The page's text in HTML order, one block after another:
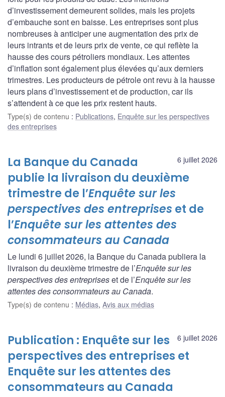
d’investissement demeurent solides, mais les projets
d’embauche sont en baisse. Les entreprises sont plus
nombreuses à anticiper une augmentation des prix de
leurs intrants et de leurs prix de vente, ce qui reflète la
hausse des cours pétroliers mondiaux. Les attentes
d’inflation sont également plus élevées qu’aux derniers
trimestres. Les producteurs de pétrole ont revu à la hausse
leurs plans d’investissement et de production, car ils
s’attendent à ce que les prix restent hauts.
Type(s) de contenu : Publications, Enquête sur les perspectives
des entreprises
6 juillet 2026
La Banque du Canada
publie la livraison du deuxième
trimestre de l’Enquête sur les
perspectives des entreprises et de
l’Enquête sur les attentes des
consommateurs au Canada
Le lundi 6 juillet 2026, la Banque du Canada publiera la
livraison du deuxième trimestre de l’Enquête sur les
perspectives des entrepriseset de l’Enquête sur les
attentes des consommateurs au Canada.
Type(s) de contenu : Médias, Avis aux médias
6 juillet 2026
Publication : Enquête sur les
perspectives des entreprises et
Enquête sur les attentes des
consommateurs au Canada